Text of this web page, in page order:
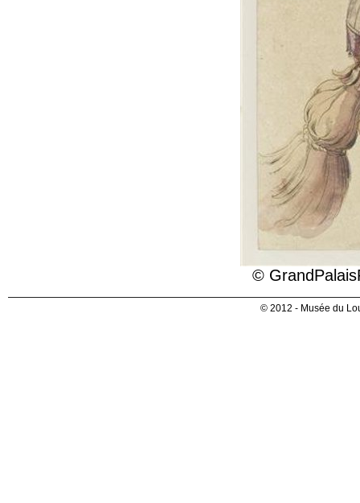
©
© 2012 - Musée du